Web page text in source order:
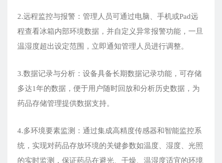
2.远程监控与报警：管理人员可通过电脑、手机或Pad远
程查看冰箱内部环境数据，并自定义异常报警功能，一旦
温湿度超出设定范围，立即通知管理人员进行调整。
3.数据记录与分析：设备具备长期数据记录功能，可存储
多达1年的数据，便于用户随时回放和分析历史数据，为
药品存储管理提供数据支持。
4.多环境要素监测：通过集成高精度传感器和智能监控系
统，实现对药品存放环境的关键参数如温度、湿度、光照
的实时监测，保证药品在避光、干燥、温湿度适宜的环境